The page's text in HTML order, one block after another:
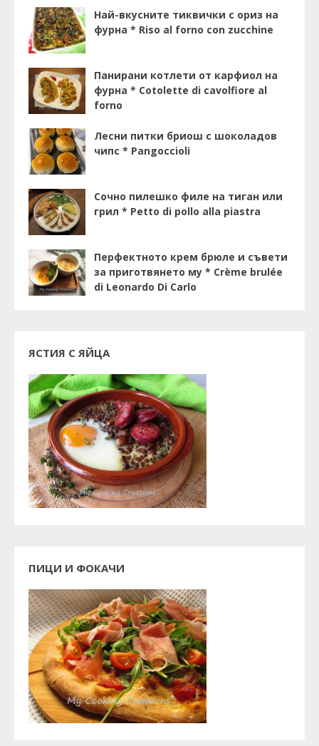
Най-вкусните тиквички с ориз на
фурна * Riso al forno con zucchine
Панирани котлети от карфиол на
фурна * Cotolette di cavolfiore al
forno
Лесни питки бриош с шоколадов
чипс * Pangoccioli
Сочно пилешко филе на тиган или
грил * Petto di pollo alla piastra
Перфектното крем брюле и съвети
за приготвянето му * Crème brulée
di Leonardo Di Carlo
ЯСТИЯ С ЯЙЦА
ПИЦИ И ФОКАЧИ